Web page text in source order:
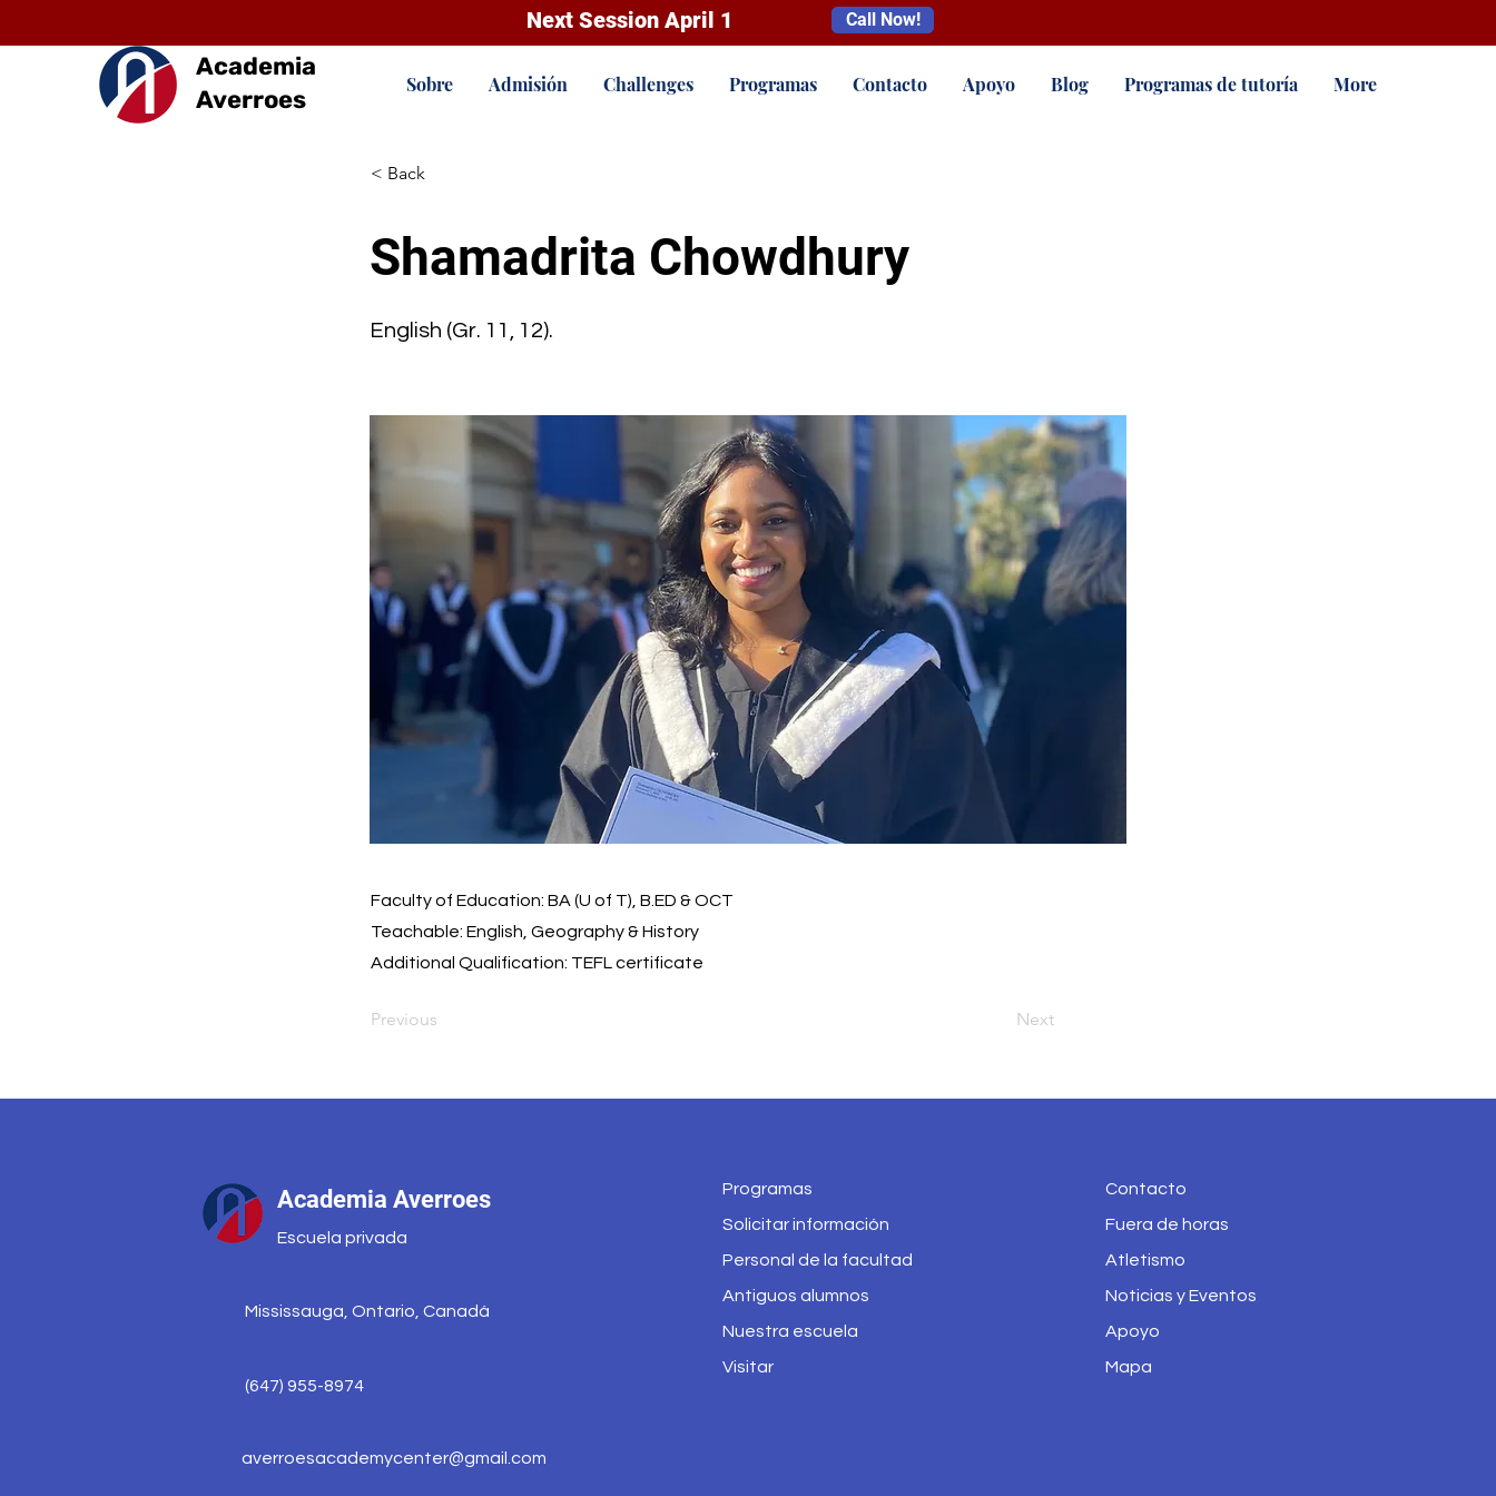
Next Session April 1 Call Now!
Academia
Averroes
Sobre Admisión Challenges Programas Contacto Apoyo Blog Programas de tutoría More
< Back
Shamadrita Chowdhury
English (Gr. 11, 12).
Faculty of Education: BA (U of T), B.ED & OCT
Teachable: English, Geography & History
Additional Qualification: TEFL certificate
Previous Next
Academia Averroes
Escuela privada
Mississauga, Ontario, Canadá
(647) 955-8974
averroesacademycenter@gmail.com
Programas
Solicitar información
Personal de la facultad
Antiguos alumnos
Nuestra escuela
Visitar
Contacto
Fuera de horas
Atletismo
Noticias y Eventos
Apoyo
Mapa